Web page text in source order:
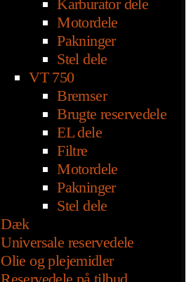
Karburator dele
Motordele
Pakninger
Stel dele
VT 750
Bremser
Brugte reservedele
EL dele
Filtre
Motordele
Pakninger
Stel dele
Dæk
Universale reservedele
Olie og plejemidler